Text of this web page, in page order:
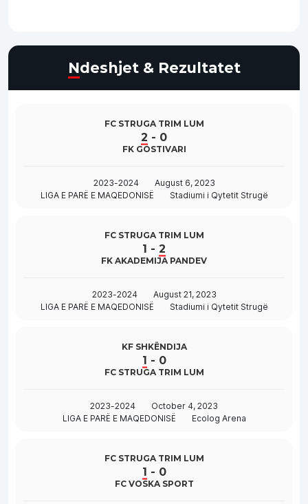
Ndeshjet & Rezultatet
FC STRUGA TRIM LUM
2 - 0
FK GOSTIVARI
2023-2024
August 6, 2023
LIGA E PARË E MAQEDONISË
Stadiumi i Qytetit Strugë
FC STRUGA TRIM LUM
1 - 2
FK AKADEMIJA PANDEV
2023-2024
August 21, 2023
LIGA E PARË E MAQEDONISË
Stadiumi i Qytetit Strugë
KF SHKËNDIJA
1 - 0
FC STRUGA TRIM LUM
2023-2024
October 4, 2023
LIGA E PARË E MAQEDONISË
Ecolog Arena
FC STRUGA TRIM LUM
1 - 0
FC VOSKA SPORT